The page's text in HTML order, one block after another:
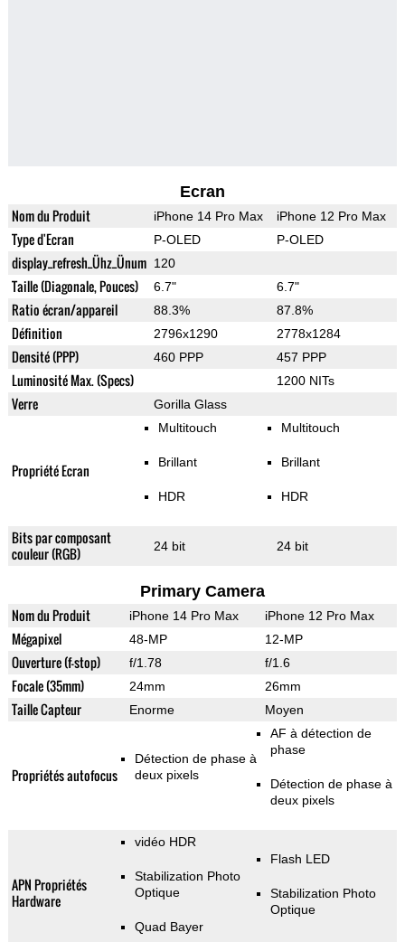
Ecran
Nom du Produit iPhone 14 Pro Max iPhone 12 Pro Max
Type d'Ecran P-OLED P-OLED
display_refresh_Ühz_Ünum 120
Taille (Diagonale, Pouces) 6.7" 6.7"
Ratio écran/appareil 88.3% 87.8%
Définition 2796x1290 2778x1284
Densité (PPP) 460 PPP 457 PPP
Luminosité Max. (Specs) 1200 NITs
Verre Gorilla Glass
Propriété Ecran
Multitouch
Brillant
HDR
Multitouch
Brillant
HDR
Bits par composant
couleur (RGB)
24 bit 24 bit
Primary Camera
Nom du Produit iPhone 14 Pro Max iPhone 12 Pro Max
Mégapixel 48-MP 12-MP
Ouverture (f-stop) f/1.78 f/1.6
Focale (35mm) 24mm 26mm
Taille Capteur Enorme Moyen
Propriétés autofocus
Détection de phase à
deux pixels
AF à détection de
phase
Détection de phase à
deux pixels
APN Propriétés
Hardware
vidéo HDR
Stabilization Photo
Optique
Quad Bayer
Flash LED
Stabilization Photo
Optique